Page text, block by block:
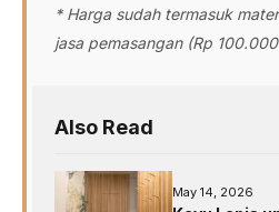
* Harga sudah termasuk
jasa pemasangan (Rp
Also Read
May 14, 2026